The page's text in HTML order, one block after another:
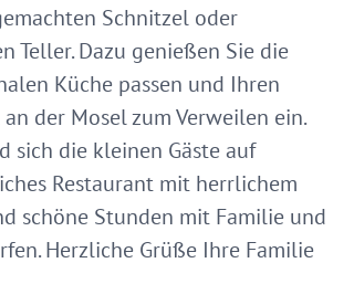
Schnitzel oder
Teller. Dazu genießen Sie die
Küche passen und Ihren
der Mosel zum Verweilen ein.
sich die kleinen Gäste auf
Restaurant mit herrlichem
schöne Stunden mit Familie und
Herzliche Grüße Ihre Familie